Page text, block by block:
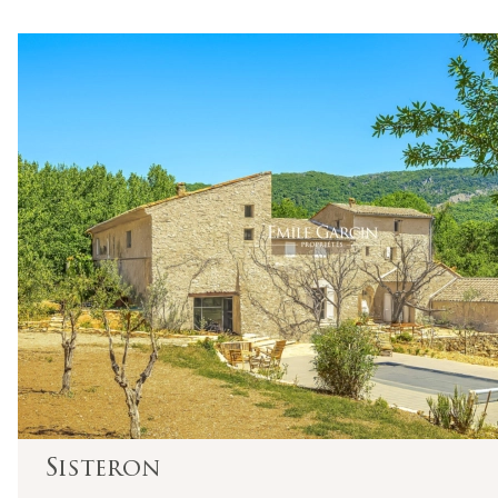
Sisteron
2 Traverse des Hautes Lices - 83990 Saint-Tropez
saint-
: SARL EMILE GARCIN PROVENCE - 8
Société à responsabilité limitée au capital de 3 000 €
RCS Tarascon : 483 630 372
Siret : 483 630 372 00033 - Code APE : 6831Z
Numéro individuel d'assujettissement à la TVA : FR 48
Réglementation :
Loi n° 70-9 du 2 janvier 1970 – Décret n° 2005-1315
SARL EMILE GARCIN PROVENCE, titulaire de la carte
Adhérent au Syndicat National des Professionnels
Garantie financière auprès de Q.B.E Europe SA/NV -